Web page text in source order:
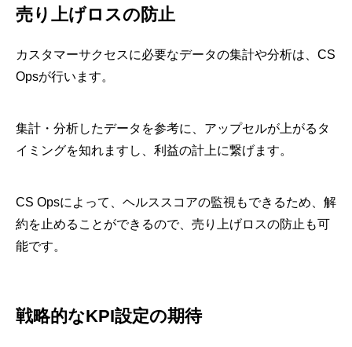
売り上げロスの防止
カスタマーサクセスに必要なデータの集計や分析は、CS
Opsが行います。
集計・分析したデータを参考に、アップセルが上がるタ
イミングを知れますし、利益の計上に繋げます。
CS Opsによって、ヘルススコアの監視もできるため、解
約を止めることができるので、売り上げロスの防止も可
能です。
戦略的なKPI設定の期待